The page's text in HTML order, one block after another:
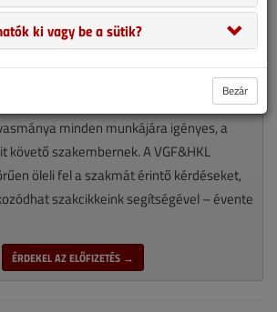
minden munkájára igényes, a
követő szakembernek. A VGF&HKL
öleli fel a szakmát érintő kérdéseket,
szakcikkeink segítségével – évente
ÉRDEKEL AZ ELŐFIZETÉS →
ki vagy be a sütik?
Bezár